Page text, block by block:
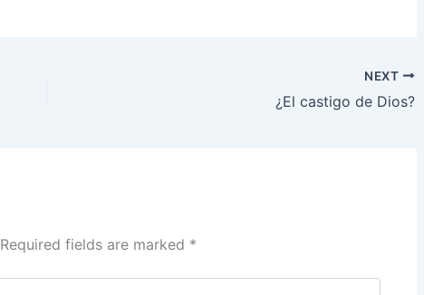
NEXT
¿El castigo de Dios?
Required fields are marked *